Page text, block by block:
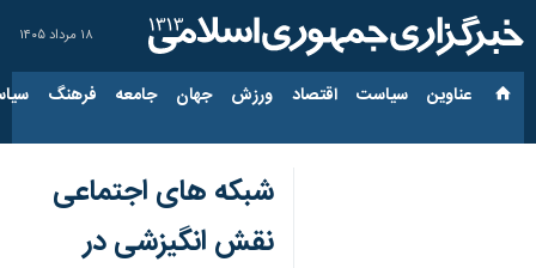
۱۸ مرداد ۱۴۰۵
عناوین‌ سیاست اقتصاد ورزش جهان جامعه فرهنگ
شبکه های اجتماعی
نقش انگیزشی در